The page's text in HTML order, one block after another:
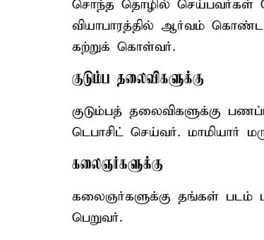
சொந்த தொழில் செய்பவர்கள்
வியாபாரத்தில் ஆர்வம் கொண்ட
கற்றுக் கொள்வர்.
குடும்ப தலைவிகளுக்கு
குடும்பத் தலைவிகளுக்கு
டெபாசிட் செய்வர். மாமியார்
கலைஞர்களுக்கு
கலைஞர்களுக்கு தங்கள் படம்
பெறுவர்.